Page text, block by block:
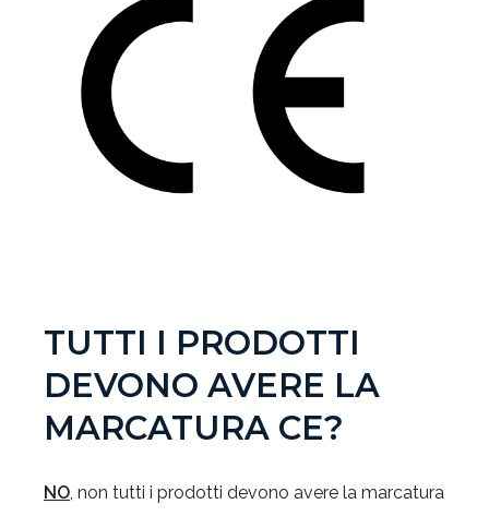
TUTTI I PRODOTTI
DEVONO AVERE LA
MARCATURA CE?
NO, non tutti i prodotti devono avere la marcatura